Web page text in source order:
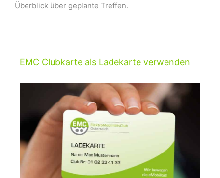
Überblick über geplante Treffen.
EMC Clubkarte als Ladekarte verwenden